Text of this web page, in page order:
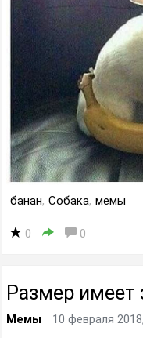
банан, Собака, мемы
0 0
Размер имеет
Мемы 10 февраля